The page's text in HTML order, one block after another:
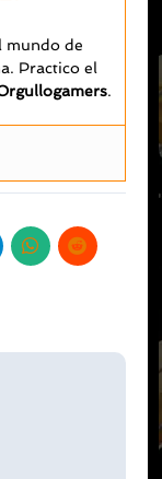
Practico el
rgullogamers.